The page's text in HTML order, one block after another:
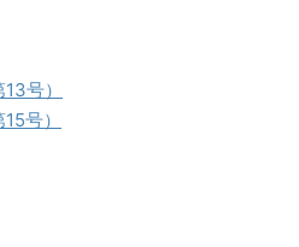
号）
号）